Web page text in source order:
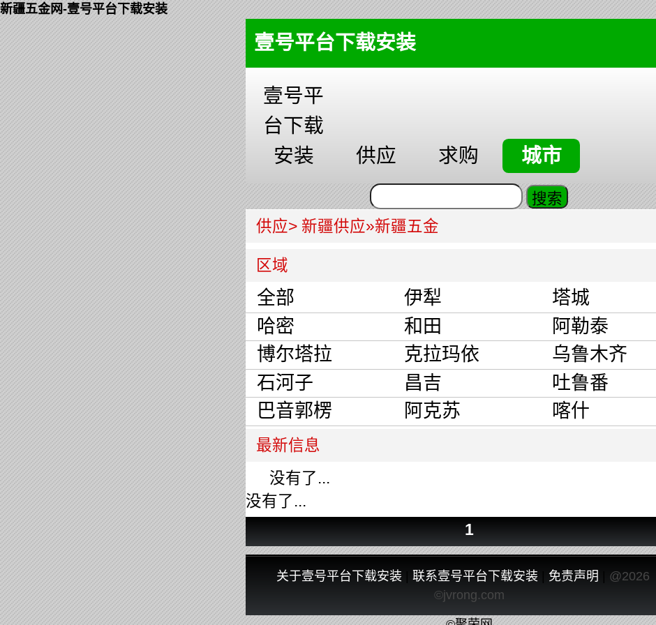
新疆五金网-壹号平台下载安装
壹号平台下载安装
壹号平
台下载
安装
供应 求购 城市
供应> 新疆供应»新疆五金
区域
全部 伊犁
塔城
哈密
和田
阿勒泰
博尔塔拉
克拉玛依
乌鲁木齐
石河子
昌吉
吐鲁番
巴音郭楞
阿克苏 喀什
最新信息
没有了...
没有了...
1
关于壹号平台下载安装 联系壹号平台下载安装 免责声明
@2026
©jvrong.com